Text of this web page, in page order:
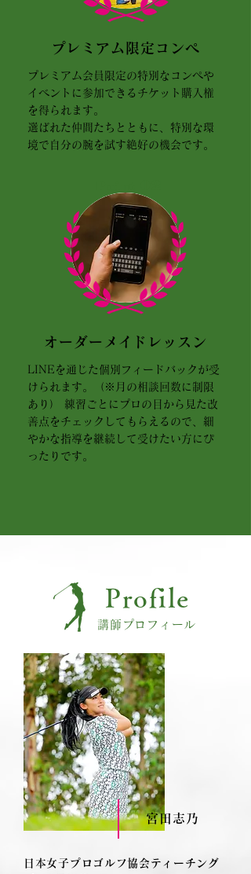
プレミアム限定コンペ
プレミアム会員限定の特別なコンペや
イベントに参加できるチケット購入権
を得られます。
選ばれた仲間たちとともに、特別な環
境で自分の腕を試す絶好の機会です。
オーダーメイドレッスン
LINEを通じた個別フィードバックが受
けられます。（※月の相談回数に制限
あり） 練習ごとにプロの目から見た改
善点をチェックしてもらえるので、細
やかな指導を継続して受けたい方にぴ
ったりです。
講師プロフィール
Profile
宮田志乃
日本女子プロゴルフ協会ティーチング